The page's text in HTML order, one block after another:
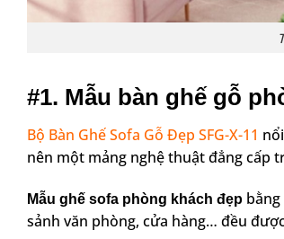
#1. Mẫu bàn ghế gỗ
Bộ Bàn Ghế Sofa Gỗ Đẹp SFG-X-11
nên một mảng nghệ thuật đẳng cấp
Mẫu ghế sofa phòng khách đẹp
sảnh văn phòng, cửa hàng… đều